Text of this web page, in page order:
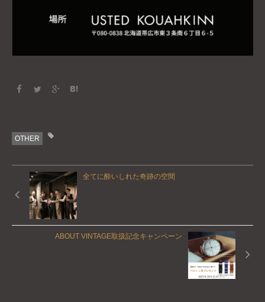
OTHER
全てに酔いしれた奇跡の空間
ABOUT VINTAGE取扱記念キャンペーン